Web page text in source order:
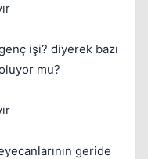
işi? diyerek bazı
mu?
geride